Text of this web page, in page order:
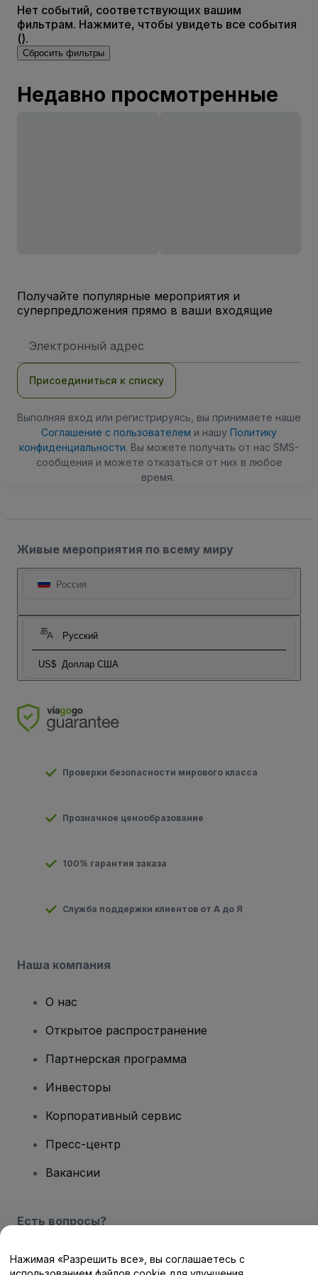
Нет событий, соответствующих вашим
фильтрам. Нажмите, чтобы увидеть все события
().
Сбросить фильтры
Недавно просмотренные
Получайте популярные мероприятия и
суперпредложения прямо в ваши входящие
электронной
Присоединиться к списку
Выполняя вход или регистрируясь, вы принимаете наше
Соглашение с пользователем и нашу Политику
конфиденциальности. Вы можете получать от нас SMS-
сообщения и можете отказаться от них в любое
время.
Живые мероприятия по всему миру
Россия
Русский
US$ Доллар США
Проверки безопасности мирового класса
Прозначное ценообразование
100% гарантия заказа
Служба поддержки клиентов от А до Я
Наша компания
О нас
Открытое распространение
Партнерская программа
Инвесторы
Корпоративный сервис
Пресс-центр
Вакансии
Есть вопросы?
Центр помощи / Свяжитесь с нами
Нажимая «Разрешить все», вы соглашаетесь с